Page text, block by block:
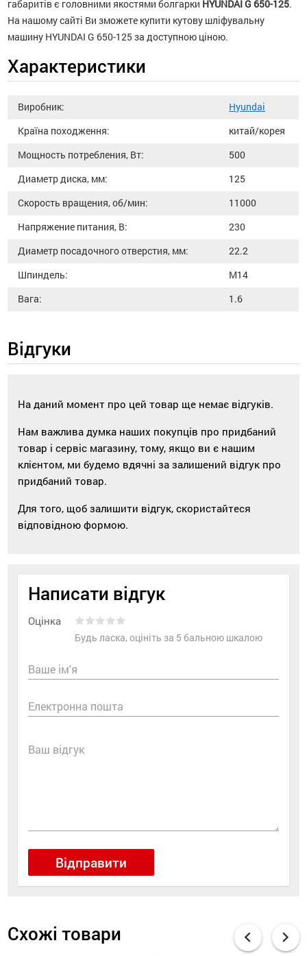
габаритів є головними якостями болгарки HYUNDAI G 650-125.
На нашому сайті Ви зможете купити кутову шліфувальну
машину HYUNDAI G 650-125 за доступною ціною.
Характеристики
Виробник:
Hyundai
Країна походження:
китай/корея
Мощность потребления, Вт:
500
Диаметр диска, мм:
125
Скорость вращения, об/мин:
11000
Напряжение питания, В:
230
Диаметр посадочного отверстия, мм:
22.2
Шпиндель:
М14
Вага:
1.6
Відгуки
На даний момент про цей товар ще немає відгуків.
Нам важлива думка наших покупців про придбаний
товар і сервіс магазину, тому, якщо ви є нашим
клієнтом, ми будемо вдячні за залишений відгук про
придбаний товар.
Для того, щоб залишити відгук, скористайтеся
відповідною формою.
Написати відгук
Оцінка
Будь ласка, оцініть за 5 бальною шкалою
Ваше ім'я
Електронна пошта
Ваш відгук
Відправити
Схожі товари chevron_left chevron_right